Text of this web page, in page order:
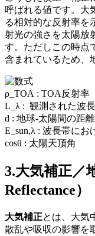
呼ばれる値です。 大
る相対的な反射率を
射光の強さを太陽放
す。ただしこの時点
含まれているため、
ρ_TOA : TOA 反射率
L_λ : 観測された波
d : 地球-太陽間の距離
E_sun,λ : 波長帯にお
cosθ : 太陽天頂角
3.大気補正／
Reflectance）
大気補正とは、大気
散乱や吸収の影響を